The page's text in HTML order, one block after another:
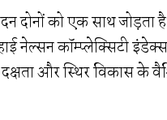
दोनों को एक साथ जोड़ता
नेल्सन कॉम्प्लेक्सिटी
और स्थिर विकास के